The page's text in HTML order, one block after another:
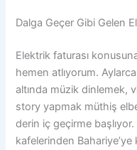
Dalga Geçer Gibi Gelen
Elektrik faturası
hemen atlıyorum.
altında müzik dinlemek,
story yapmak müthiş
derin iç geçirme
kafelerinden Bahariye’ye